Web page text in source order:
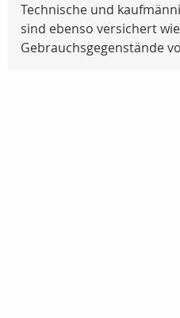
Technische und
sind ebenso versichert
Gebrauchsgegenstände